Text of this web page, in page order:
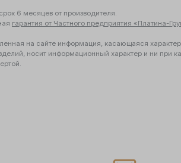
6 месяцев от производителя.
гарантия от Частного предприятия «Платина-
на сайте информация, касающаяся
носит информационный характер и ни при